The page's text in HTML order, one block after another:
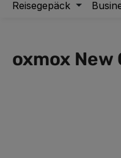
Reisegepäck
oxmox